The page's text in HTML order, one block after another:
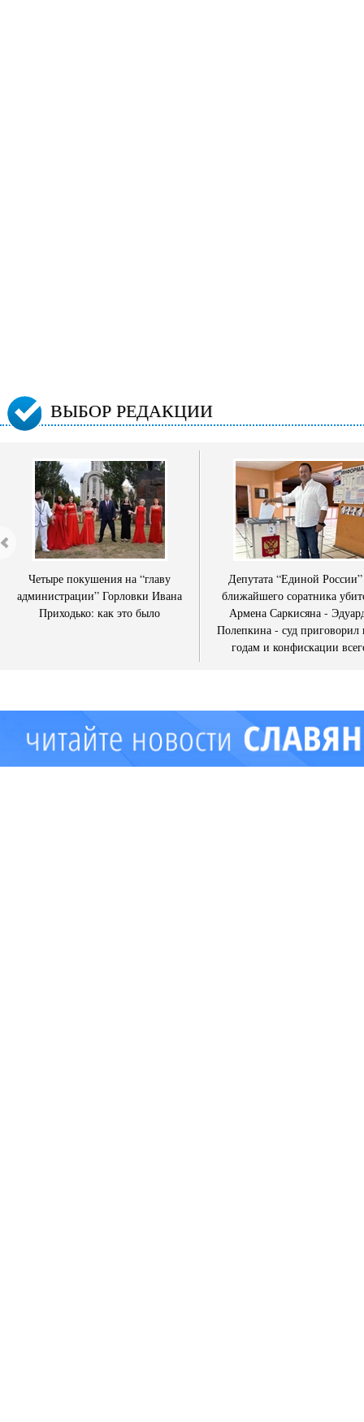
ВЫБОР РЕДАКЦИИ
Четыре покушения на “главу
администрации” Горловки Ивана
Приходько: как это было
Депутата “Единой
ближайшего соратника
Армена Саркисяна -
Полепкина - суд приговорил
годам и конфискации